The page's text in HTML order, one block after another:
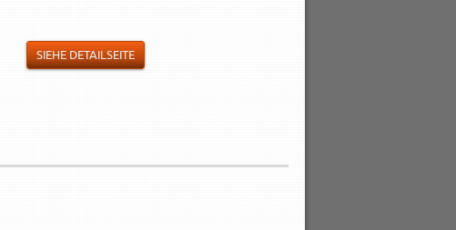
SIEHE DETAILSEITE